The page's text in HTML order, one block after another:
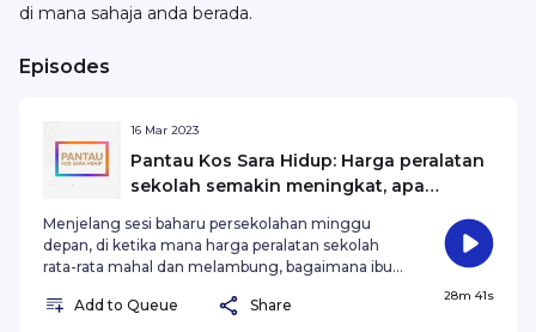
di mana sahaja anda berada.
Episodes
16 Mar 2023
Pantau Kos Sara Hidup: Harga peralatan
sekolah semakin meningkat, apa
Menjelang sesi baharu persekolahan minggu
depan, di ketika mana harga peralatan sekolah
rata-rata mahal dan melambung, bagaimana ibu
perbelanjaan berhemah dalam memastikan
Add to Queue Share
28m 41s